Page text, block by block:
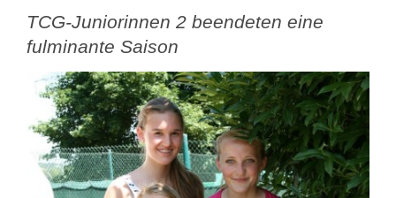
TCG-Juniorinnen 2 beendeten eine
fulminante Saison